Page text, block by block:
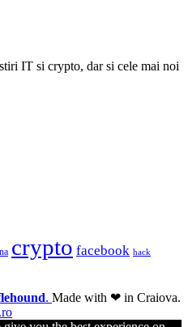
IT si crypto, dar si cele mai noi
crypto facebook hack
. Made with ❤ in Craiova.